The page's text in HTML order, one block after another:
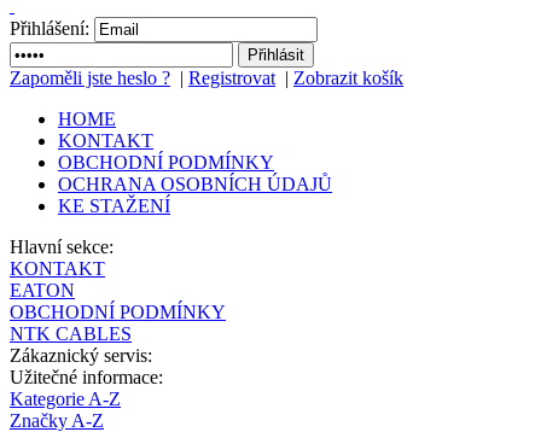
Přihlášení:
Zapoměli jste heslo ? | Registrovat | Zobrazit košík
HOME
KONTAKT
OBCHODNÍ PODMÍNKY
OCHRANA OSOBNÍCH ÚDAJŮ
KE STAŽENÍ
Hlavní sekce:
KONTAKT
EATON
OBCHODNÍ PODMÍNKY
NTK CABLES
Zákaznický servis:
Užitečné informace:
Kategorie A-Z
Značky A-Z